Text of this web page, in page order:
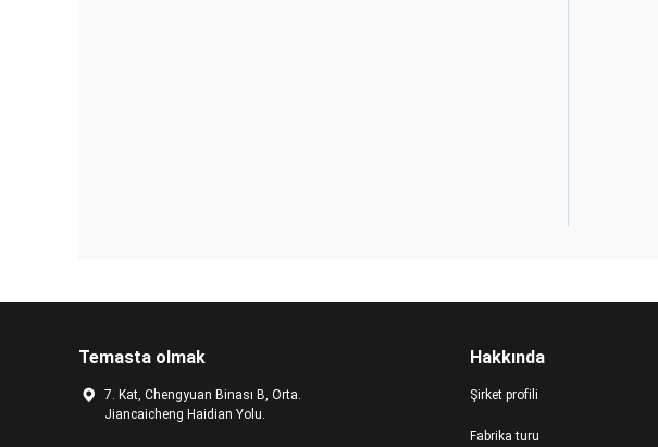
Temasta olmak
7. Kat, Chengyuan Binası B, Orta.
Jiancaicheng Haidian Yolu.
Hakkında
Şirket profili
Fabrika turu